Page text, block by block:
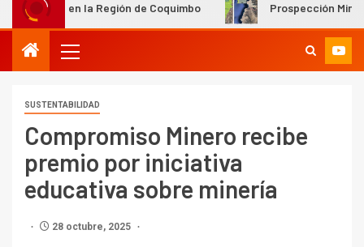
Región de Coquimbo Prospección Minera Ternera Fase
SUSTENTABILIDAD
Compromiso Minero recibe
premio por iniciativa
educativa sobre minería
28 octubre, 2025